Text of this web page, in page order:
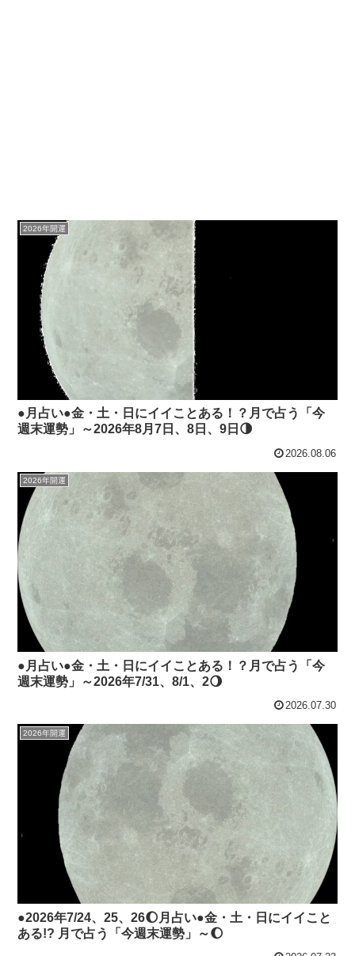
2026年開運
●月占い●金・土・日にイイことある！？月で占う「今
週末運勢」～2026年8月7日、8日、9日🌗
2026.08.06
2026年開運
●月占い●金・土・日にイイことある！？月で占う「今
週末運勢」～2026年7/31、8/1、2🌖
2026.07.30
2026年開運
●2026年7/24、25、26🌔月占い●金・土・日にイイこと
ある!? 月で占う「今週末運勢」～🌔